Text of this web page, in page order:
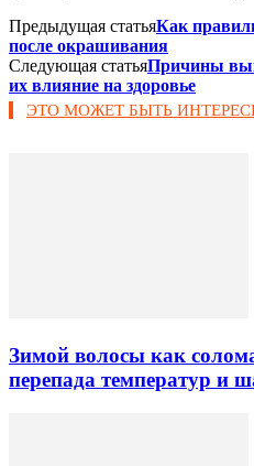
Предыдущая статьяКак
после окрашивания
Следующая статьяПричины
их влияние на здоровье
ЭТО МОЖЕТ БЫТЬ
Зимой волосы как
перепада температур и